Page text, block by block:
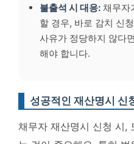
불출석 시 대응: 채무자
할 경우, 바로 감치 신
사유가 정당하지 않다
해야 합니다.
성공적인 재산명시 신
채무자 재산명시 신청 시,